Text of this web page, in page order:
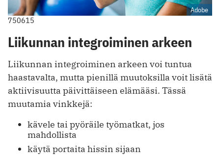
Adobe
750615
Liikunnan integroiminen arkeen
Liikunnan integroiminen arkeen voi tuntua
haastavalta, mutta pienillä muutoksilla voit lisätä
aktiivisuutta päivittäiseen elämääsi. Tässä
muutamia vinkkejä:
kävele tai pyöräile työmatkat, jos
mahdollista
käytä portaita hissin sijaan